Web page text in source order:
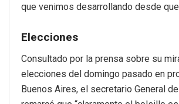
que venimos desarrollando desde
Elecciones
Consultado por la prensa sobre su
elecciones del domingo pasado en
Buenos Aires, el secretario General